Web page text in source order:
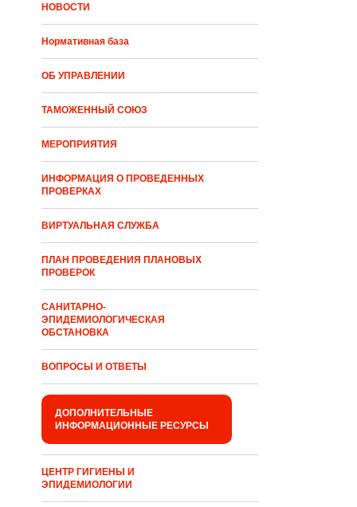
НОВОСТИ
Нормативная база
ОБ УПРАВЛЕНИИ
ТАМОЖЕННЫЙ СОЮЗ
МЕРОПРИЯТИЯ
ИНФОРМАЦИЯ О ПРОВЕДЕННЫХ
ПРОВЕРКАХ
ВИРТУАЛЬНАЯ СЛУЖБА
ПЛАН ПРОВЕДЕНИЯ ПЛАНОВЫХ
ПРОВЕРОК
САНИТАРНО-
ЭПИДЕМИОЛОГИЧЕСКАЯ
ОБСТАНОВКА
ВОПРОСЫ И ОТВЕТЫ
ДОПОЛНИТЕЛЬНЫЕ
ИНФОРМАЦИОННЫЕ РЕСУРСЫ
ЦЕНТР ГИГИЕНЫ И
ЭПИДЕМИОЛОГИИ